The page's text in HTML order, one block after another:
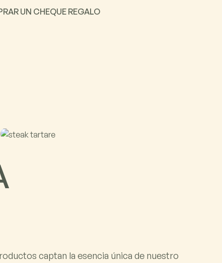
UN CHEQUE REGALO
captan la esencia única de nuestro